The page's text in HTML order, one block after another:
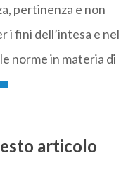
pertinenza e non
i fini dell’intesa e nel
norme in materia di
articolo